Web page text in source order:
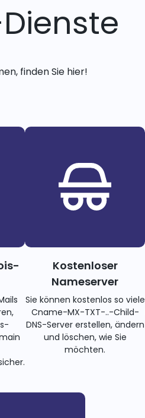
finden Sie hier!
Kostenloser
Nameserver
Sie können kostenlos so viele
Cname-MX-TXT-..-Child-
DNS-Server erstellen, ändern
und löschen, wie Sie
möchten.